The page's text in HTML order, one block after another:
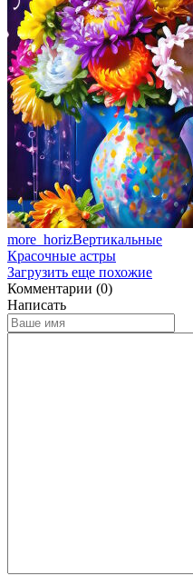
more_horizВертикальные
Красочные астры
Загрузить еще похожие
Комментарии (0)
Написать